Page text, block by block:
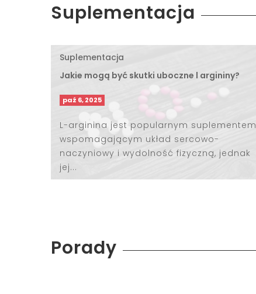
Suplementacja
Suplementacja
Jakie mogą być skutki uboczne l argininy?
paź 6, 2025
L-arginina jest popularnym suplementem
wspomagającym układ sercowo-
naczyniowy i wydolność fizyczną, jednak
jej...
Porady